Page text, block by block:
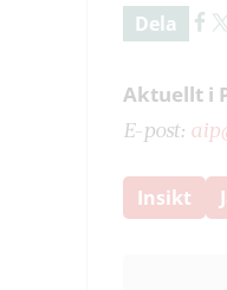
Dela
Aktuellt i
E-post:
Insikt